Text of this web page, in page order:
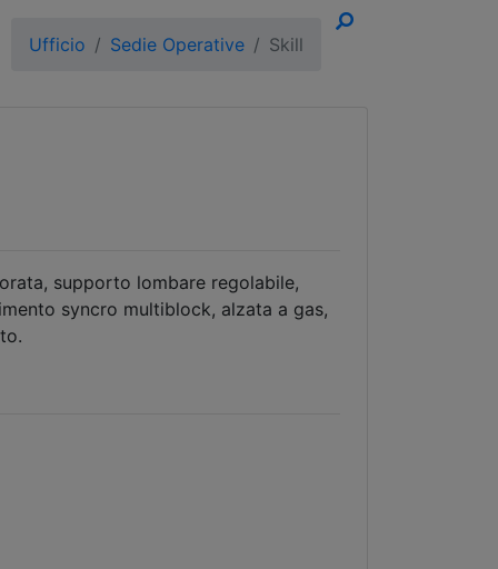
Ufficio Sedie Operative Skill
supporto lombare regolabile,
syncro multiblock, alzata a gas,